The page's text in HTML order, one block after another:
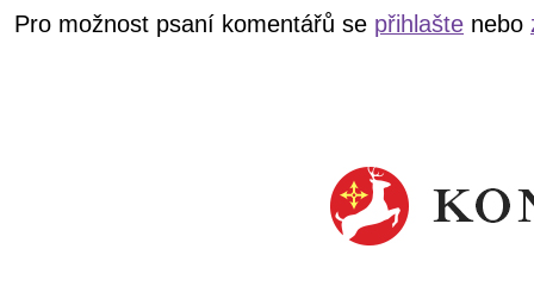
Pro možnost psaní komentářů se přihlašte nebo